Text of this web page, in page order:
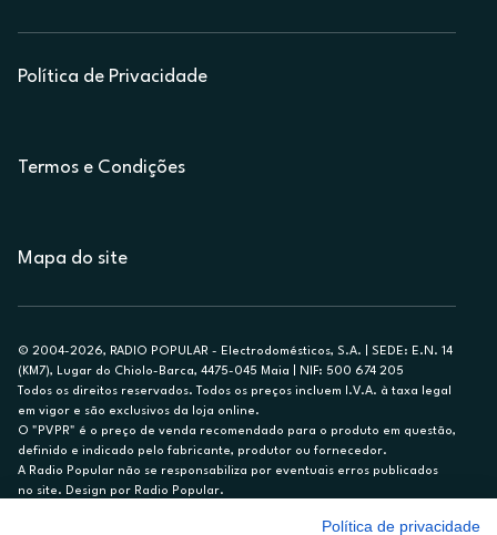
Política de Privacidade
Termos e Condições
Mapa do site
© 2004-2026, RADIO POPULAR - Electrodomésticos, S.A. | SEDE: E.N. 14
(KM7), Lugar do Chiolo-Barca, 4475-045 Maia | NIF: 500 674 205
Todos os direitos reservados. Todos os preços incluem I.V.A. à taxa legal
em vigor e são exclusivos da loja online.
O "PVPR" é o preço de venda recomendado para o produto em questão,
definido e indicado pelo fabricante, produtor ou fornecedor.
A Radio Popular não se responsabiliza por eventuais erros publicados
no site. Design por Radio Popular.
Política de privacidade